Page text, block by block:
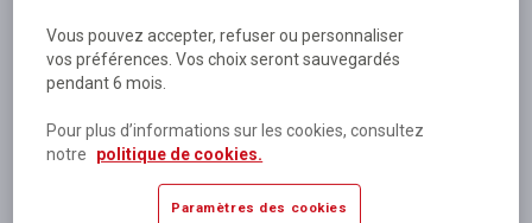
Plus de 180 personnes
à votre écoute
Plus de 80 000 références
disponibles
Expédition le jour même
si validation avant 12h
Vous pouvez accepter, refuser ou personnaliser
vos préférences. Vos choix seront sauvegardés
pendant 6 mois.
Pour plus d’informations sur les cookies, consultez
notre
politique de cookies.
Paramètres des cookies